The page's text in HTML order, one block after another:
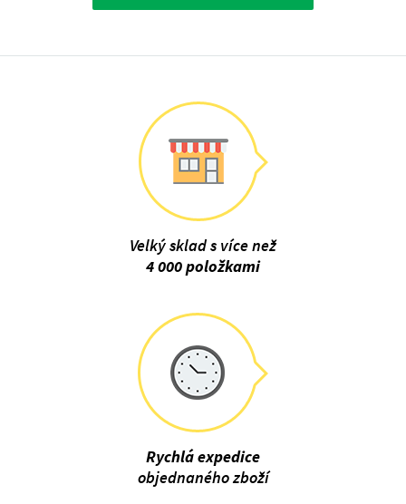
Velký sklad s více než
4 000 položkami
Rychlá expedice
objednaného zboží